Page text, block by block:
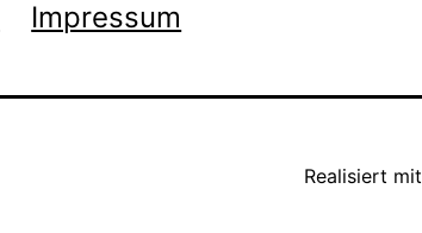
Impressum
Realisiert mit